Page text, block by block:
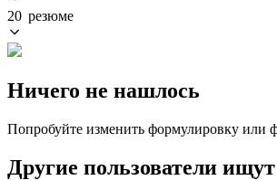
20 резюме
Ничего не нашлось
Попробуйте изменить формулировку или
Другие пользователи ищут